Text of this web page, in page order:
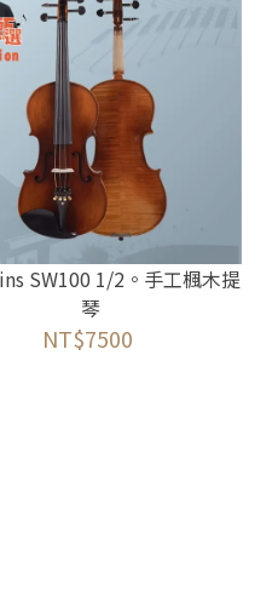
SW100 1/2。手工楓木提
琴
NT$7500